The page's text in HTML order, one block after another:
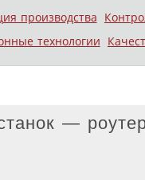
производства
технологии
—